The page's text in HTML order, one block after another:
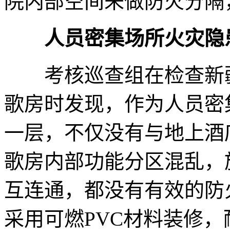
人员密集场所火灾
考核巡查组在检查新
歌房时发现，作为人员
一层，不仅没有与地上
歌房内部功能分区混乱
互连通，都没有有效的
采用可燃PVC材料装修